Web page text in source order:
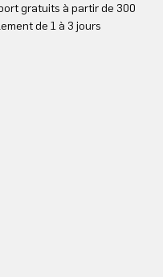
gratuits à partir de 300
de 1 à 3 jours